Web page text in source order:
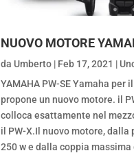
NUOVO MOTORE
da Umberto| Feb 17, 2021 |
YAMAHA PW-SE Yamaha per
propone un nuovo motore. il
colloca esattamente nel
il PW-X.Il nuovo motore, dalla
250 w e dalla coppia massima